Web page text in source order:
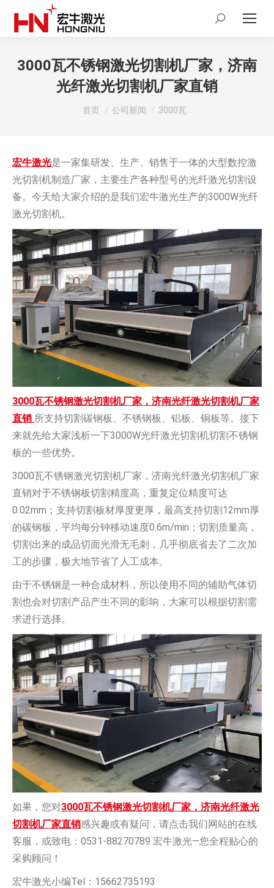
Search:
3000瓦不锈钢激光切割机厂家，济南
光纤激光切割机厂家直销
您在这里：
首页 公司新闻 3000瓦…
宏牛激光是一家集研发、生产、销售于一体的大型数控激
光切割机制造厂家，主要生产各种型号的光纤激光切割设
备。今天给大家介绍的是我们宏牛激光生产的3000W光纤
激光切割机。
3000瓦不锈钢激光切割机厂家，济南光纤激光切割机厂家
直销 所支持切割碳钢板、不锈钢板、铝板、铜板等。接下
来就先给大家浅析一下3000W光纤激光切割机切割不锈钢
板的一些优势。
3000瓦不锈钢激光切割机厂家，济南光纤激光切割机厂家
直销对于不锈钢板切割精度高，重复定位精度可达
0.02mm；支持切割板材厚度更厚，最高支持切割12mm厚
的碳钢板，平均每分钟移动速度0.6m/min；切割质量高，
切割出来的成品切面光滑无毛刺，几乎彻底省去了二次加
工的步骤，极大地节省了人工成本。
由于不锈钢是一种合成材料，所以使用不同的辅助气体切
割也会对切割产品产生不同的影响，大家可以根据切割需
求进行选择。
如果，您对3000瓦不锈钢激光切割机厂家，济南光纤激光
切割机厂家直销感兴趣或有疑问，请点击我们网站的在线
客服，或致电：0531-88270789 宏牛激光—您全程贴心的
采购顾问！
宏牛激光小编Tel：15662735193